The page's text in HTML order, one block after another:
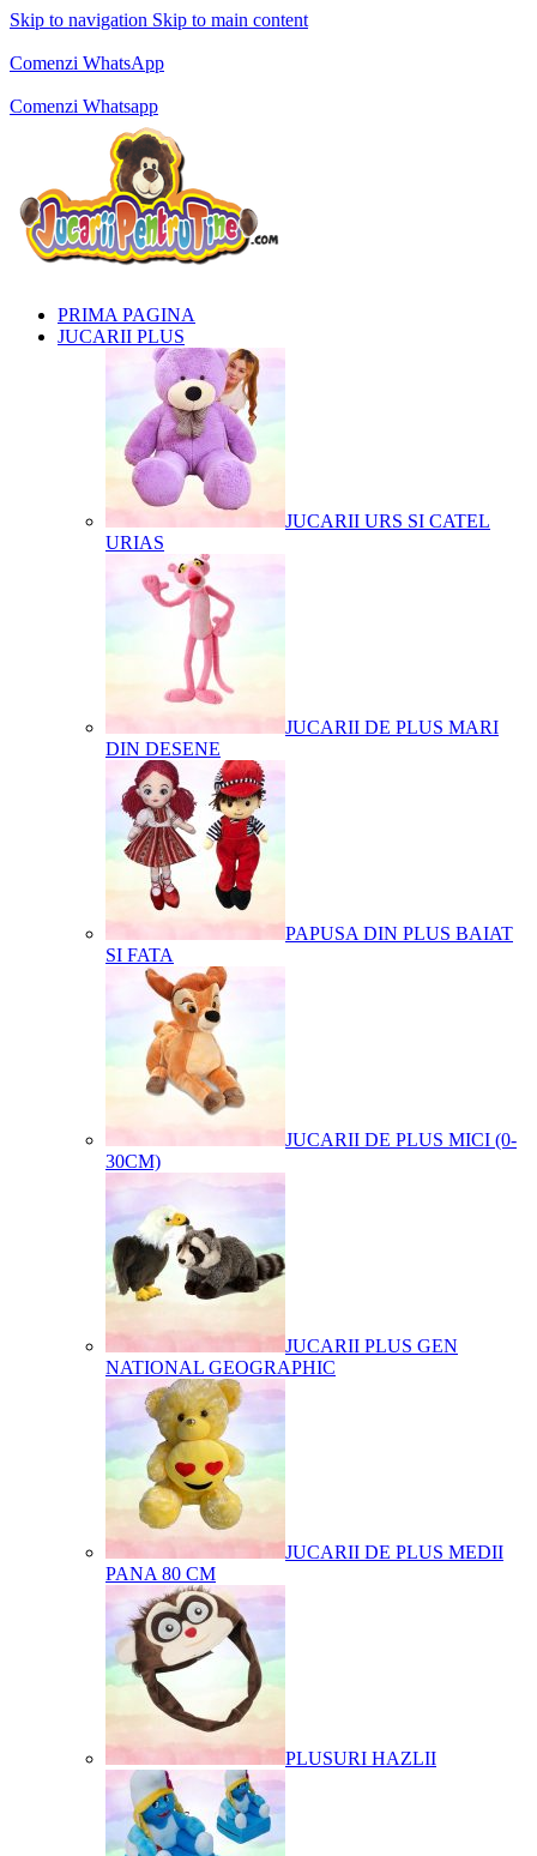
Skip to navigation Skip to main content
Comenzi WhatsApp
Comenzi Whatsapp
PRIMA PAGINA
JUCARII PLUS
JUCARII URS SI CATEL
URIAS
JUCARII DE PLUS MARI
DIN DESENE
PAPUSA DIN PLUS BAIAT
SI FATA
JUCARII DE PLUS MICI (0-
30CM)
JUCARII PLUS GEN
NATIONAL GEOGRAPHIC
JUCARII DE PLUS MEDII
PANA 80 CM
PLUSURI HAZLII